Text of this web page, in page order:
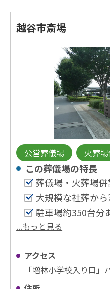
越谷市斎場
公営葬儀場 火葬
この葬儀場の特⻑
葬儀場・火葬場
大規模な社葬か
駐車場約350台分
...もっと見る
アクセス
「増林小学校入り口